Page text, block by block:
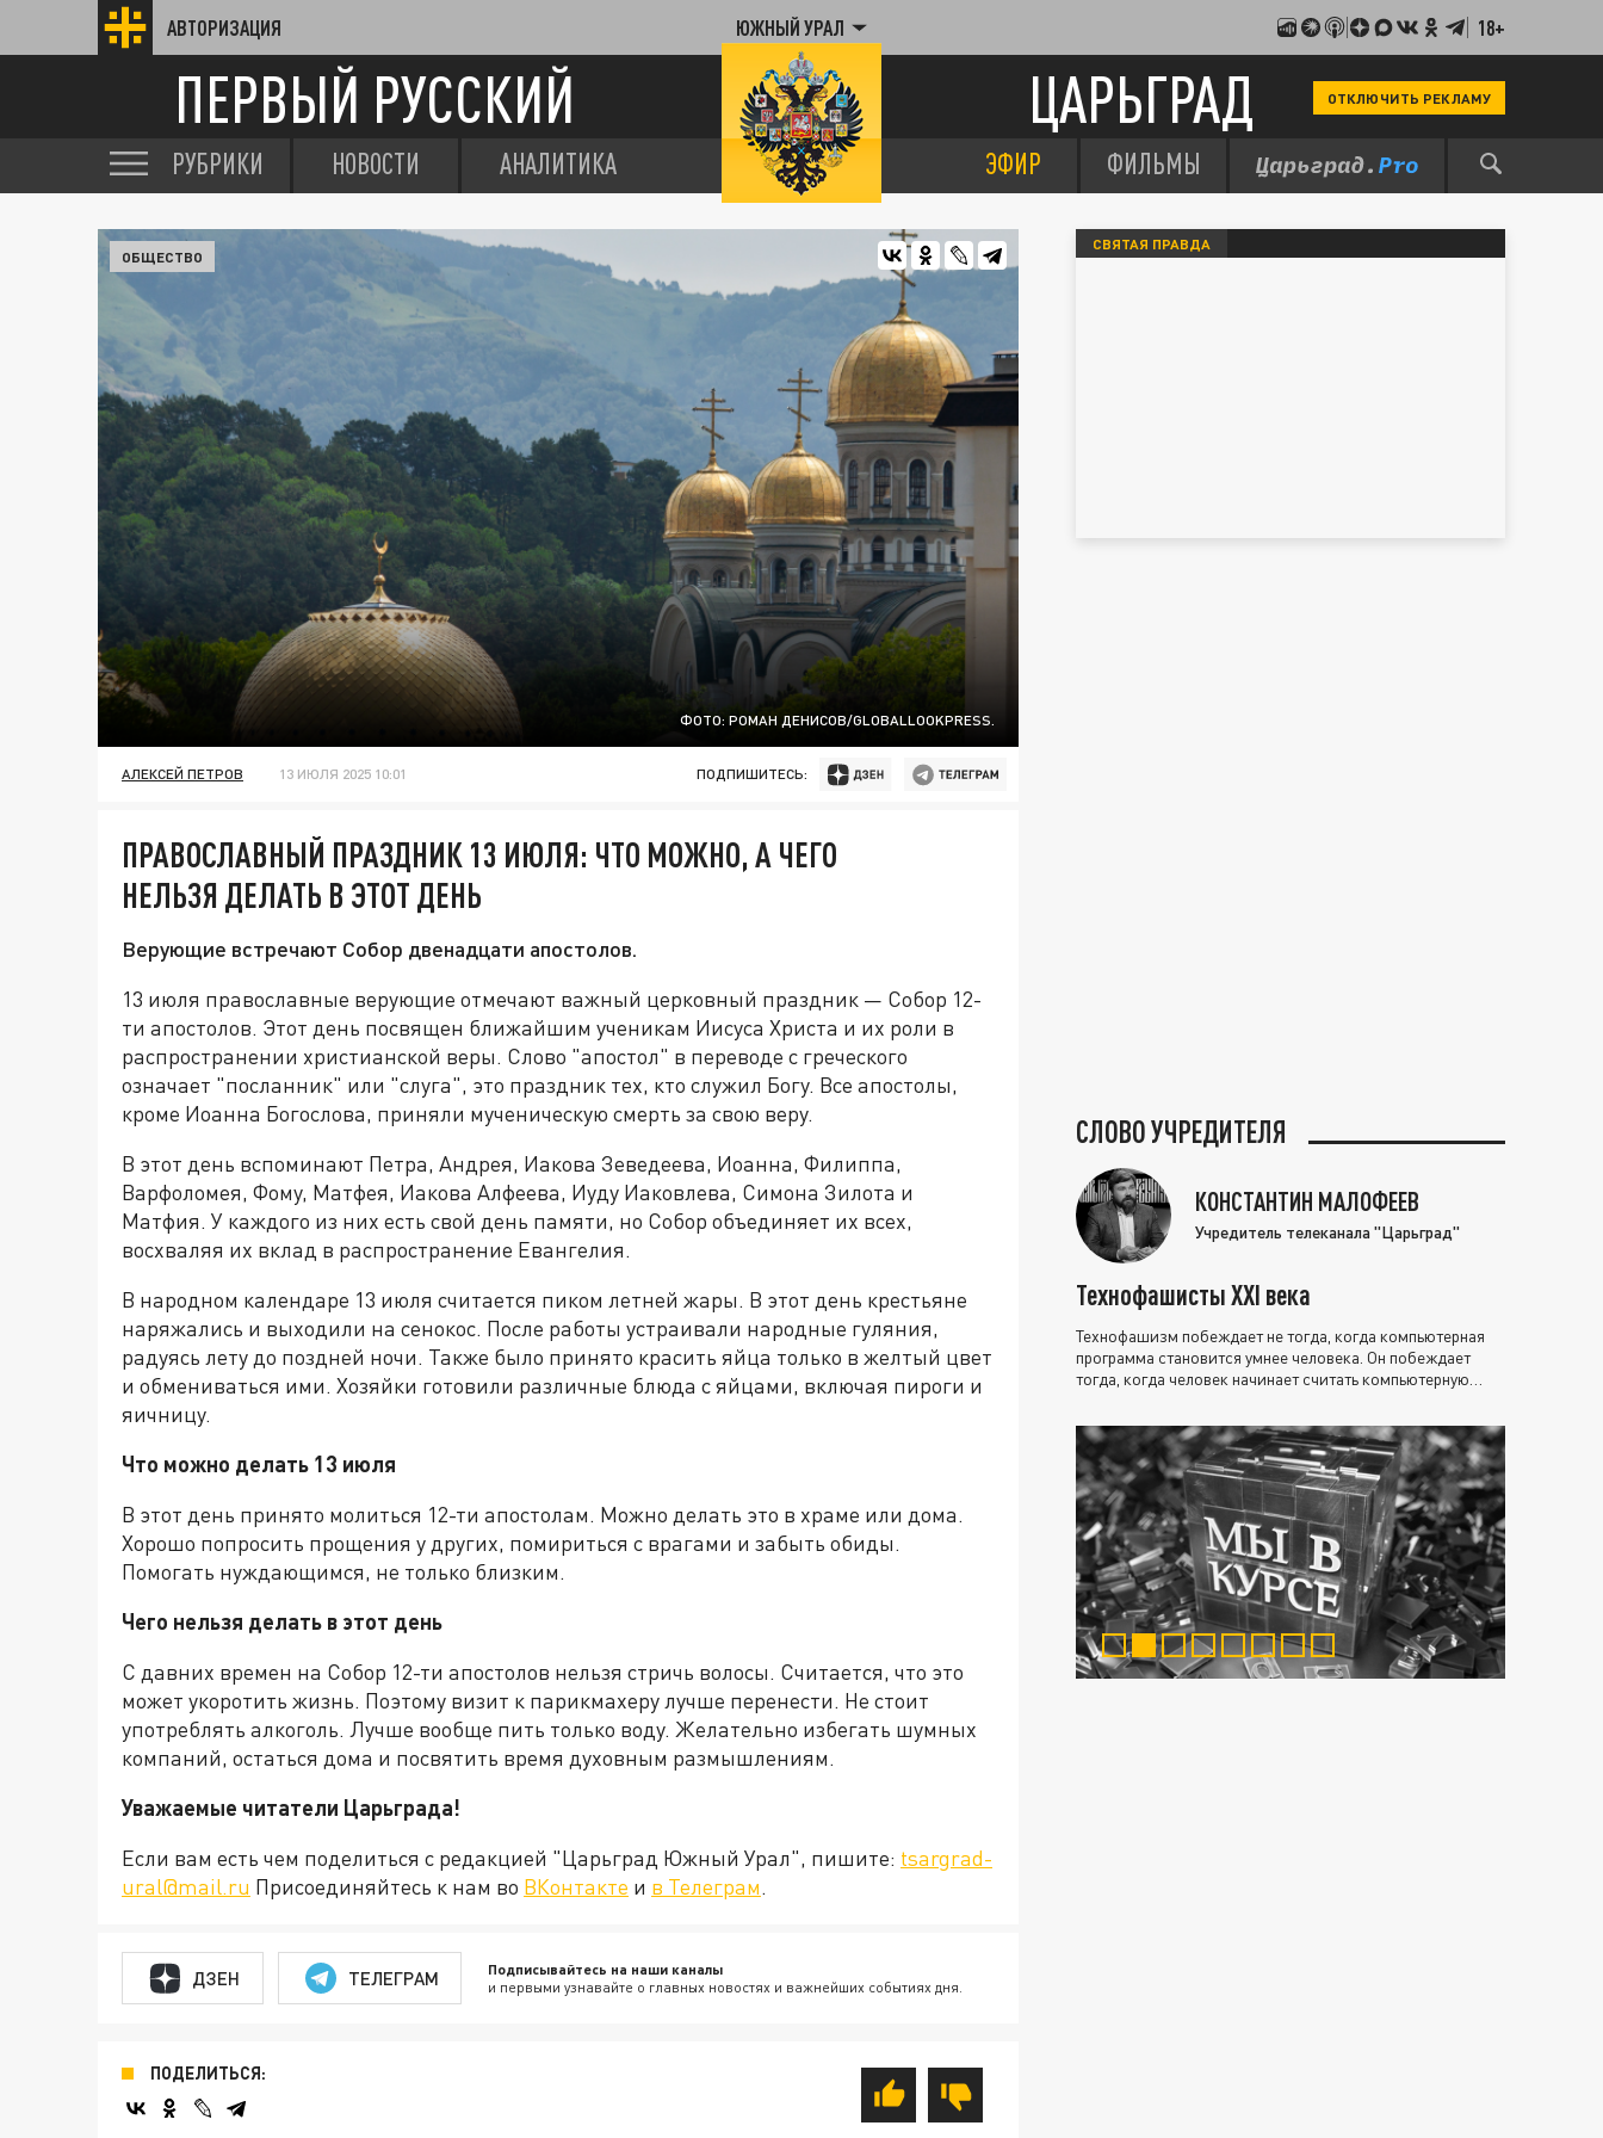
АВТОРИЗАЦИЯ ЮЖНЫЙ УРАЛ 18+
ПЕРВЫЙ РУССКИЙ ЦАРЬГРАД ОТКЛЮЧИТЬ РЕКЛАМУ
РУБРИКИ НОВОСТИ АНАЛИТИКА ЭФИР ФИЛЬМЫ
ФОТО: РОМАН ДЕНИСОВ/GLOBALLOOKPRESS.
ОБЩЕСТВО
АЛЕКСЕЙ ПЕТРОВ 13 ИЮЛЯ 2025 10:01 ПОДПИШИТЕСЬ:
ПРАВОСЛАВНЫЙ ПРАЗДНИК 13 ИЮЛЯ: ЧТО МОЖНО, А ЧЕГО
НЕЛЬЗЯ ДЕЛАТЬ В ЭТОТ ДЕНЬ
Верующие встречают Собор двенадцати апостолов.
13 июля православные верующие отмечают важный церковный праздник — Собор 12-
ти апостолов. Этот день посвящен ближайшим ученикам Иисуса Христа и их роли в
распространении христианской веры. Слово "апостол" в переводе с греческого
означает "посланник" или "слуга", это праздник тех, кто служил Богу. Все апостолы,
кроме Иоанна Богослова, приняли мученическую смерть за свою веру.
В этот день вспоминают Петра, Андрея, Иакова Зеведеева, Иоанна, Филиппа,
Варфоломея, Фому, Матфея, Иакова Алфеева, Иуду Иаковлева, Симона Зилота и
Матфия. У каждого из них есть свой день памяти, но Собор объединяет их всех,
восхваляя их вклад в распространение Евангелия.
В народном календаре 13 июля считается пиком летней жары. В этот день крестьяне
наряжались и выходили на сенокос. После работы устраивали народные гуляния,
радуясь лету до поздней ночи. Также было принято красить яйца только в желтый цвет
и обмениваться ими. Хозяйки готовили различные блюда с яйцами, включая пироги и
яичницу.
Что можно делать 13 июля
В этот день принято молиться 12-ти апостолам. Можно делать это в храме или дома.
Хорошо попросить прощения у других, помириться с врагами и забыть обиды.
Помогать нуждающимся, не только близким.
Чего нельзя делать в этот день
С давних времен на Собор 12-ти апостолов нельзя стричь волосы. Считается, что это
может укоротить жизнь. Поэтому визит к парикмахеру лучше перенести. Не стоит
употреблять алкоголь. Лучше вообще пить только воду. Желательно избегать шумных
компаний, остаться дома и посвятить время духовным размышлениям.
Уважаемые читатели Царьграда!
Если вам есть чем поделиться с редакцией "Царьград Южный Урал", пишите: tsargrad-
ural@mail.ru Присоединяйтесь к нам во ВКонтакте и в Телеграм.
ДЗЕН ТЕЛЕГРАМ Подписывайтесь на наши каналы
и первыми узнавайте о главных новостях и важнейших событиях дня.
ПОДЕЛИТЬСЯ:
СВЯТАЯ ПРАВДА
СЛОВО УЧРЕДИТЕЛЯ
КОНСТАНТИН МАЛОФЕЕВ
Учредитель телеканала "Царьград"
Технофашисты XXI века
Технофашизм побеждает не тогда, когда компьютерная
программа становится умнее человека. Он побеждает
тогда, когда человек начинает считать компьютерную